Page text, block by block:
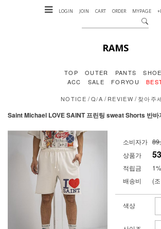
LOGIN JOIN CART ORDER MYPAGE
RAMS
TOP OUTER PANTS
ACC
SALE FORYOU
NOTICE /Q/A /REVIEW /찾아주
Saint Michael LOVE SAINT 프린팅 sweat Shorts 반바
소비자가
상품가
적립금
1%
배송비
(
색상